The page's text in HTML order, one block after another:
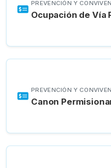
PREVENCIÓN Y
Ocupación de Vía
PREVENCIÓN Y
Canon